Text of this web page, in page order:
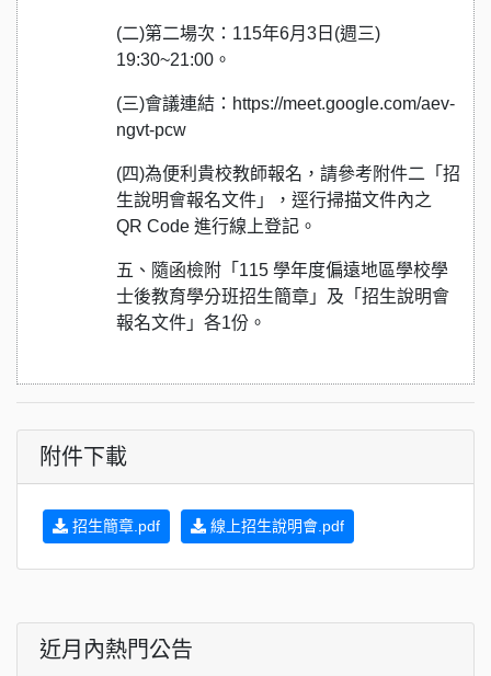
(二)第二場次：115年6月3日(週三)
19:30~21:00。
(三)會議連結：https://meet.google.com/aev-
ngvt-pcw
(四)為便利貴校教師報名，請參考附件二「招
生說明會報名文件」，逕行掃描文件內之
QR Code 進行線上登記。
五、隨函檢附「115 學年度偏遠地區學校學
士後教育學分班招生簡章」及「招生說明會
報名文件」各1份。
附件下載
招生簡章.pdf 線上招生說明會.pdf
近月內熱門公告